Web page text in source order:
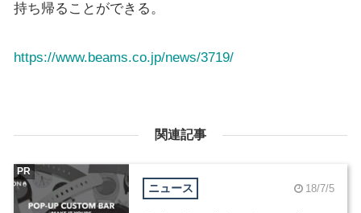
持ち帰ることができる。
https://www.beams.co.jp/news/3719/
関連記事
ニュース 18/7/5
PR